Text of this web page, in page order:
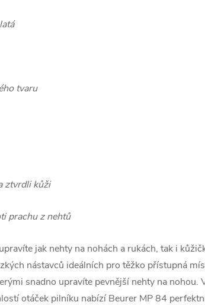
tvaru
ztvrdli kůži
prachu z nehtů
jak nehty na nohách a rukách, tak i
nástavců ideálních pro těžko přístupná
snadno upravíte pevnější nehty na nohou.
otáček pilníku nabízí Beurer MP 84